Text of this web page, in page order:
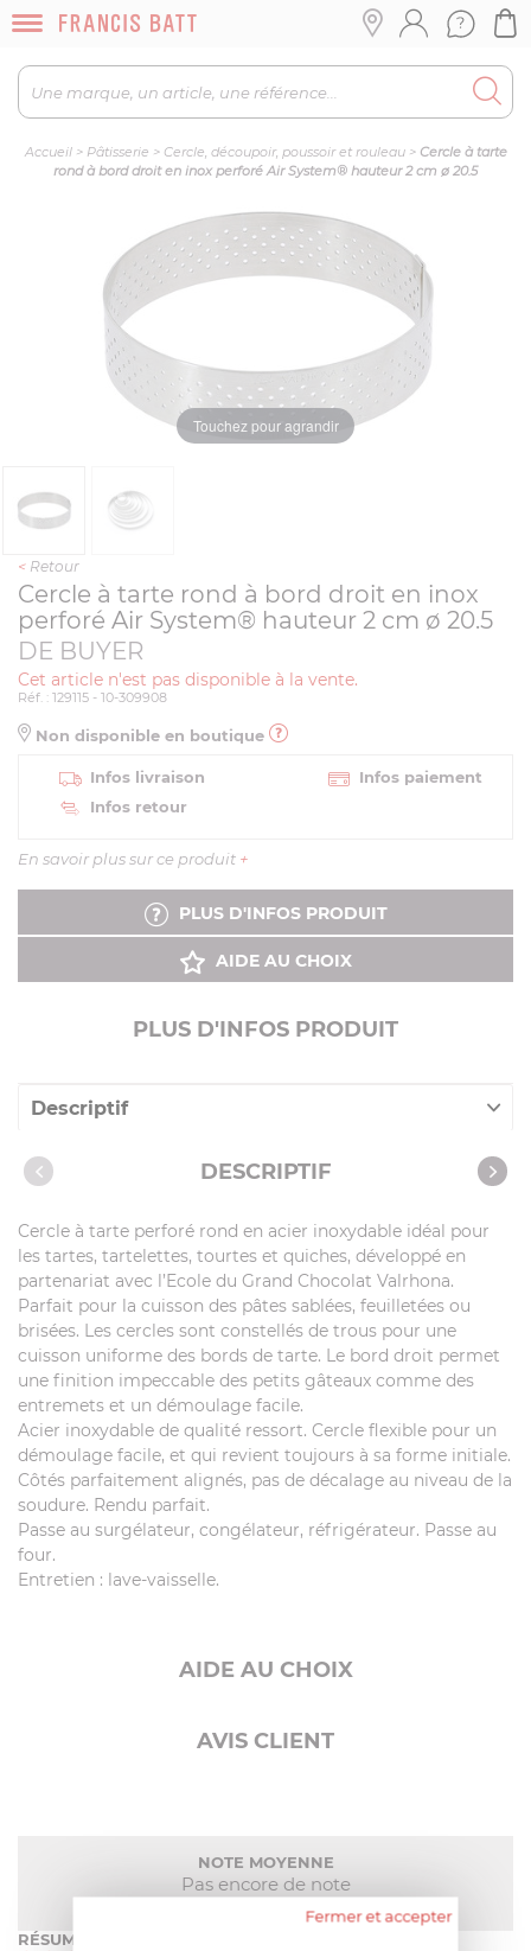
Accueil> Pâtisserie > Cercle, découpoir, poussoir et rouleau> Cercle à tarte
rond à bord droit en inox perforé Air System® hauteur 2 cm ø 20.5
Touchez pour agrandir
< Retour
Cercle à tarte rond à bord droit en inox
perforé Air System® hauteur 2 cm ø 20.5
DE BUYER
Cet article n'est pas disponible à la vente.
Réf. : 129115 - 10-309908
Non disponible en boutique
Infos livraison
Infos paiement
Infos retour
En savoir plus sur ce produit +
PLUS D'INFOS PRODUIT
AIDE AU CHOIX
PLUS D'INFOS PRODUIT
Descriptif
Caractéristiques DESCRIPTIF
Cercle à tarte perforé rond en acier inoxydable idéal pour
les tartes, tartelettes, tourtes et quiches, développé en
partenariat avec l’Ecole du Grand Chocolat Valrhona.
Parfait pour la cuisson des pâtes sablées, feuilletées ou
brisées. Les cercles sont constellés de trous pour une
cuisson uniforme des bords de tarte. Le bord droit permet
une finition impeccable des petits gâteaux comme des
entremets et un démoulage facile.
Acier inoxydable de qualité ressort. Cercle flexible pour un
démoulage facile, et qui revient toujours à sa forme initiale.
Côtés parfaitement alignés, pas de décalage au niveau de la
soudure. Rendu parfait.
Passe au surgélateur, congélateur, réfrigérateur. Passe au
four.
Entretien : lave-vaisselle.
AIDE AU CHOIX
AVIS CLIENT
NOTE MOYENNE
Pas encore de note
RÉSUMÉ
Fermer et accepter